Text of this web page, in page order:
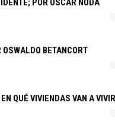
POR ÓSCAR NODA
BETANCORT
QUÉ VIVIENDAS VAN A